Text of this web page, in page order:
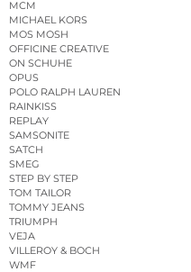
MCM
MICHAEL KORS
MOS MOSH
OFFICINE CREATIVE
ON SCHUHE
OPUS
POLO RALPH LAUREN
RAINKISS
REPLAY
SAMSONITE
SATCH
SMEG
STEP BY STEP
TOM TAILOR
TOMMY JEANS
TRIUMPH
VEJA
VILLEROY & BOCH
WMF